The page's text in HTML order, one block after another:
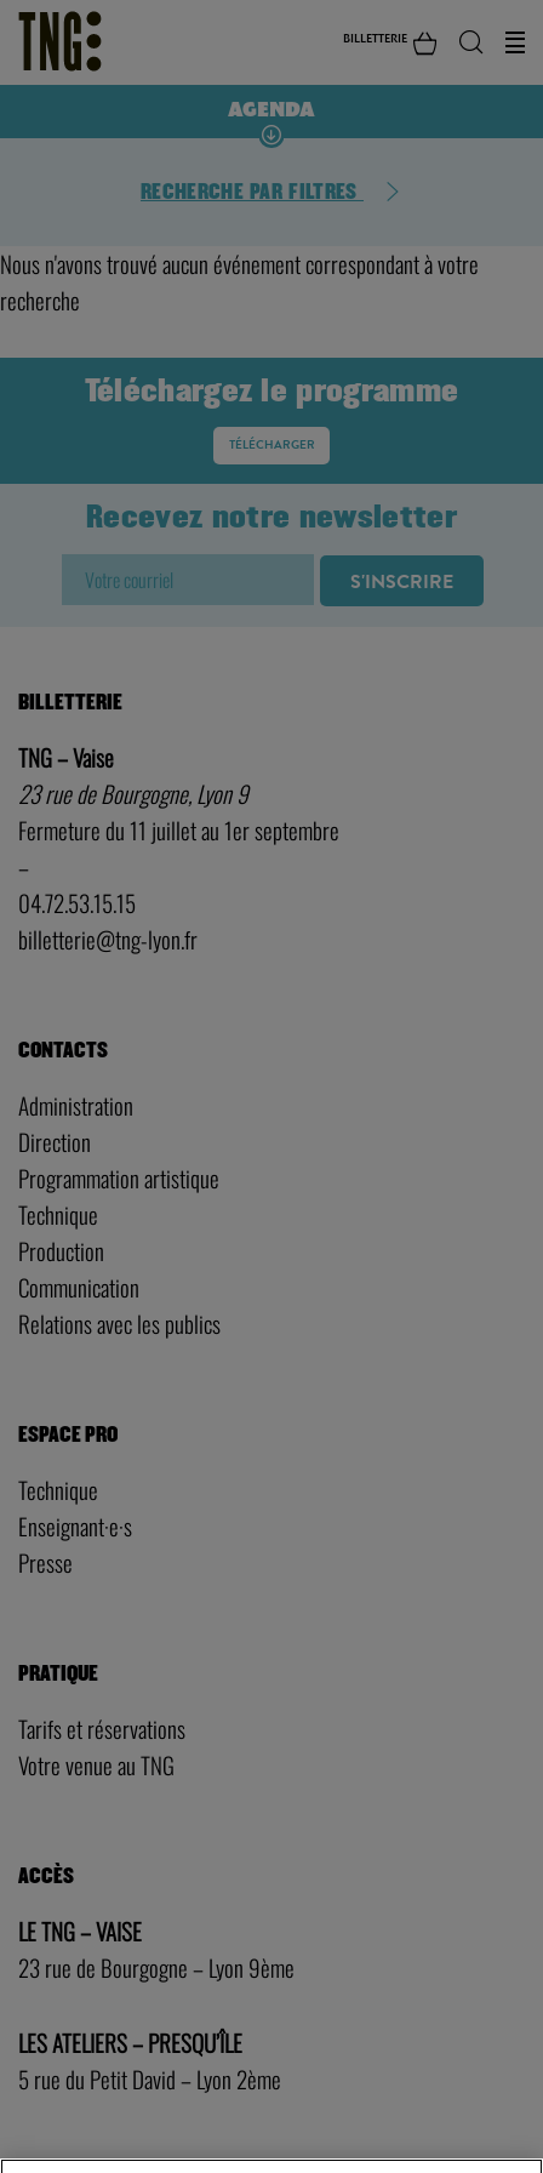
BILLETTERIE
AGENDA
RECHERCHE PAR FILTRES
Nous n'avons trouvé aucun événement correspondant à votre
recherche
Téléchargez le programme
TÉLÉCHARGER
Recevez notre newsletter
BILLETTERIE
TNG – Vaise
23 rue de Bourgogne, Lyon 9
Fermeture du 11 juillet au 1er septembre
–
04.72.53.15.15
billetterie@tng-lyon.fr
CONTACTS
Administration
Direction
Programmation artistique
Technique
Production
Communication
Relations avec les publics
ESPACE PRO
Technique
Enseignant·e·s
Presse
PRATIQUE
Tarifs et réservations
Votre venue au TNG
ACCÈS
LE TNG – VAISE
23 rue de Bourgogne – Lyon 9ème
LES ATELIERS – PRESQU’ÎLE
5 rue du Petit David – Lyon 2ème